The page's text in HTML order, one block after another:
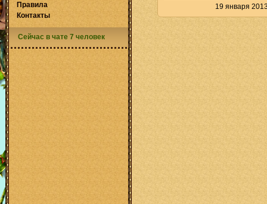
19 января
Правила
Контакты
Сейчас в чате 7 человек